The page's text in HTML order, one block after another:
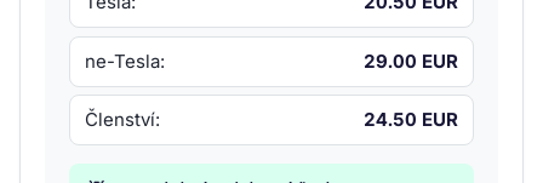
ne-Tesla: 29.00 EUR
Členství: 24.50 EUR